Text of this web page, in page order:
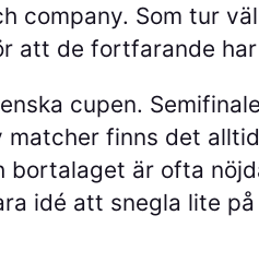
company. Som tur
att de fortfarande
cupen.
finns det
bortalaget är ofta
idé att snegla lite